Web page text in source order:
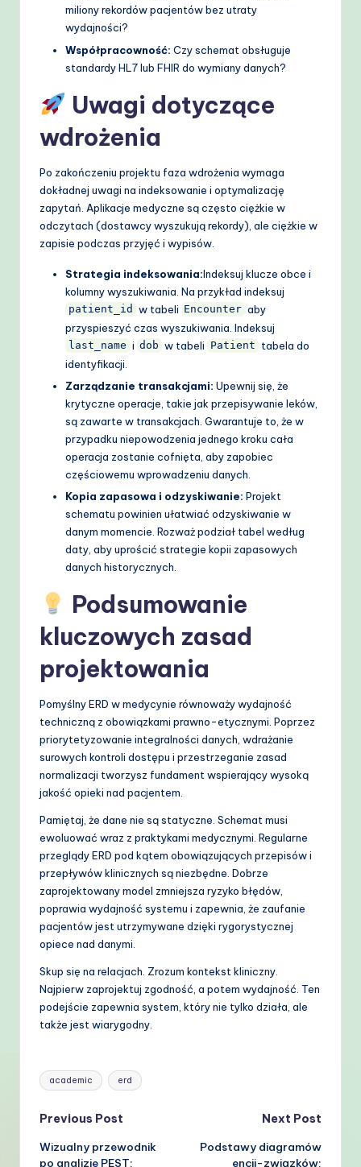
miliony rekordów pacjentów bez utraty
wydajności?
Współpracowność: Czy schemat obsługuje
standardy HL7 lub FHIR do wymiany danych?
Uwagi dotyczące
wdrożenia
Po zakończeniu projektu faza wdrożenia wymaga
dokładnej uwagi na indeksowanie i optymalizację
zapytań. Aplikacje medyczne są często ciężkie w
odczytach (dostawcy wyszukują rekordy), ale ciężkie w
zapisie podczas przyjęć i wypisów.
Strategia indeksowania:Indeksuj klucze obce i
kolumny wyszukiwania. Na przykład indeksuj
patient_id w tabeli Encounter aby
przyspieszyć czas wyszukiwania. Indeksuj
last_name i dob w tabeli Patient tabela do
identyfikacji.
Zarządzanie transakcjami: Upewnij się, że
krytyczne operacje, takie jak przepisywanie leków,
są zawarte w transakcjach. Gwarantuje to, że w
przypadku niepowodzenia jednego kroku cała
operacja zostanie cofnięta, aby zapobiec
częściowemu wprowadzeniu danych.
Kopia zapasowa i odzyskiwanie: Projekt
schematu powinien ułatwiać odzyskiwanie w
danym momencie. Rozważ podział tabel według
daty, aby uprościć strategie kopii zapasowych
danych historycznych.
Podsumowanie
kluczowych zasad
projektowania
Pomyślny ERD w medycynie równoważy wydajność
techniczną z obowiązkami prawno-etycznymi. Poprzez
priorytetyzowanie integralności danych, wdrażanie
surowych kontroli dostępu i przestrzeganie zasad
normalizacji tworzysz fundament wspierający wysoką
jakość opieki nad pacjentem.
Pamiętaj, że dane nie są statyczne. Schemat musi
ewoluować wraz z praktykami medycznymi. Regularne
przeglądy ERD pod kątem obowiązujących przepisów i
przepływów klinicznych są niezbędne. Dobrze
zaprojektowany model zmniejsza ryzyko błędów,
poprawia wydajność systemu i zapewnia, że zaufanie
pacjentów jest utrzymywane dzięki rygorystycznej
opiece nad danymi.
Skup się na relacjach. Zrozum kontekst kliniczny.
Najpierw zaprojektuj zgodność, a potem wydajność. Ten
podejście zapewnia system, który nie tylko działa, ale
także jest wiarygodny.
Tags:
academic erd
Post
navigation
Previous Post
Wizualny przewodnik
po analizie PEST:
Next Post
Podstawy diagramów
encji-związków: